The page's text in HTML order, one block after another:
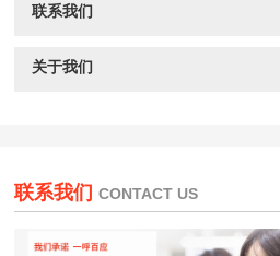
联系我们
关于我们
联系我们 CONTACT US